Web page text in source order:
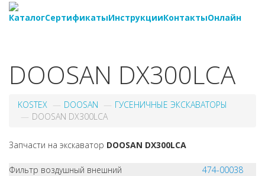
КаталогСертификатыИнструкцииКонтактыОнлайн
DOOSAN DX300LCA
KOSTEX DOOSAN
ГУСЕНИЧНЫЕ ЭКСКАВАТОРЫ
DOOSAN DX300LCA
Запчасти на экскаватор DOOSAN DX300LCA
Фильтр воздушный внешний
474-00038